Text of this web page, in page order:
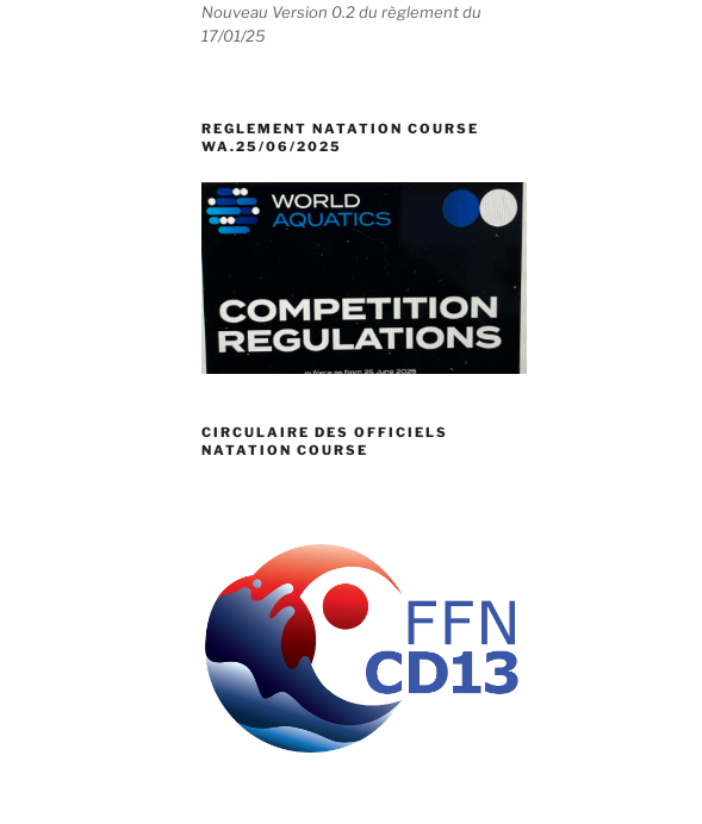
Nouveau Version 0.2 du règlement du
17/01/25
REGLEMENT NATATION COURSE
WA.25/06/2025
CIRCULAIRE DES OFFICIELS
NATATION COURSE